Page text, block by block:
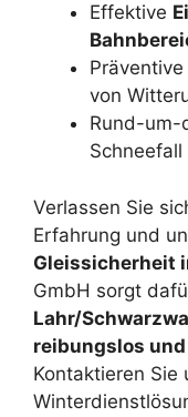
Effektive
von
Rund-um-
Verlassen Sie
Erfahrung und
Gleissicherheit
GmbH sorgt
Lahr/
reibungslos
Kontaktieren Sie